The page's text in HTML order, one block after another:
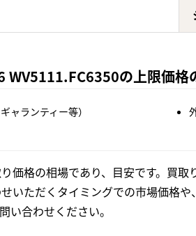
WV5111.FC6350の上限価格
ャランティー等）
価格の相場であり、目安です。買取
いただくタイミングでの市場価格
い合わせください。